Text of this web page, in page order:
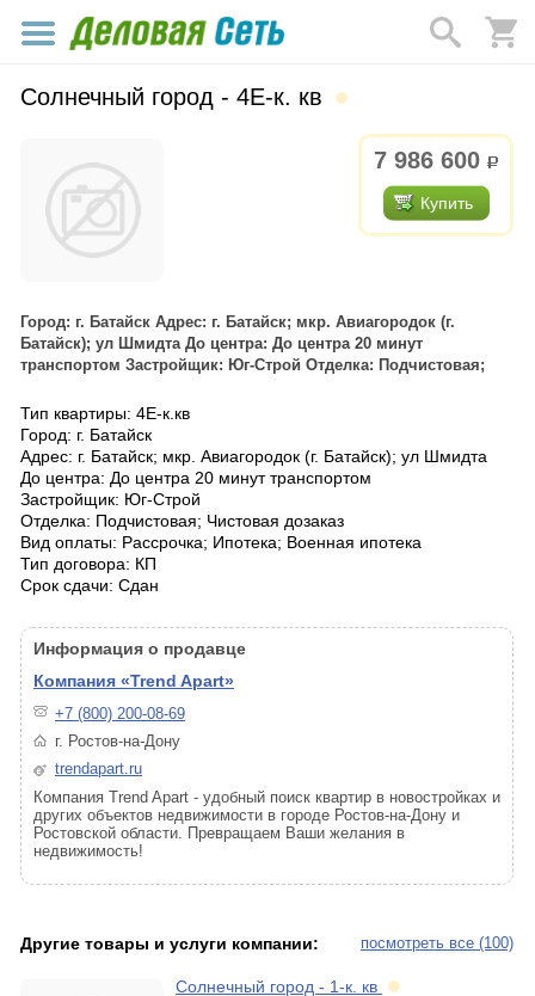
Солнечный город - 4Е-к. кв
7 986 600 р.
Купить
Город: г. Батайск Адрес: г. Батайск; мкр. Авиагородок (г.
Батайск); ул Шмидта До центра: До центра 20 минут
транспортом Застройщик: Юг-Строй Отделка: Подчистовая;
Тип квартиры: 4Е-к.кв
Город: г. Батайск
Адрес: г. Батайск; мкр. Авиагородок (г. Батайск); ул Шмидта
До центра: До центра 20 минут транспортом
Застройщик: Юг-Строй
Отделка: Подчистовая; Чистовая дозаказ
Вид оплаты: Рассрочка; Ипотека; Военная ипотека
Тип договора: КП
Срок сдачи: Сдан
Информация о продавце
Компания «Trend Apart»
+7 (800) 200-08-69
г. Ростов-на-Дону
trendapart.ru
Компания Trend Apart - удобный поиск квартир в новостройках и
других объектов недвижимости в городе Ростов-на-Дону и
Ростовской области. Превращаем Ваши желания в
недвижимость!
посмотреть все (100)
Другие товары и услуги компании:
Солнечный город - 1-к. кв